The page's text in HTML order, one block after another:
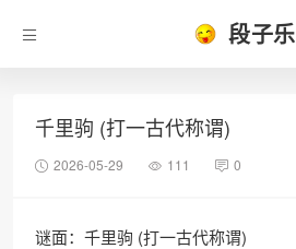
段子乐
千里驹 (打一古代称谓)
2026-05-29 111 0
谜面：千里驹 (打一古代称谓)